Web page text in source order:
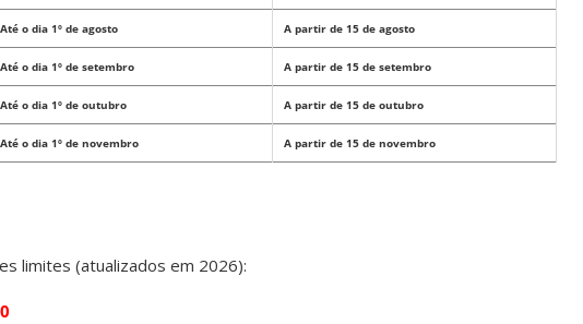
Até o dia 1º de agosto A partir de 15 de agosto
Até o dia 1º de setembro A partir de 15 de setembro
Até o dia 1º de outubro A partir de 15 de outubro
Até o dia 1º de novembro A partir de 15 de novembro
limites (atualizados em 2026):